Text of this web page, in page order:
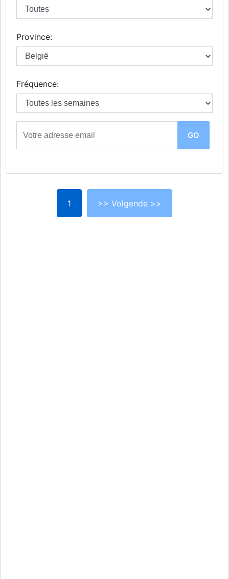
Province:
Fréquence:
1 >> Volgende >>